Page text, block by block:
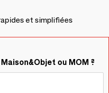
et simplifiées
ou MOM ?